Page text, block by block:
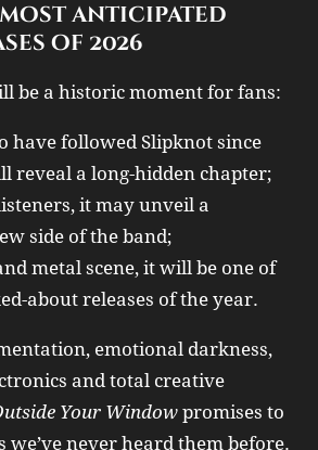
anticipated
of 2026
be a historic moment for fans:
have followed Slipknot since
reveal a long‑hidden chapter;
it may unveil a
side of the band;
metal scene, it will be one of
releases of the year.
emotional darkness,
and total creative
Your Window promises to
we’ve never heard them before.